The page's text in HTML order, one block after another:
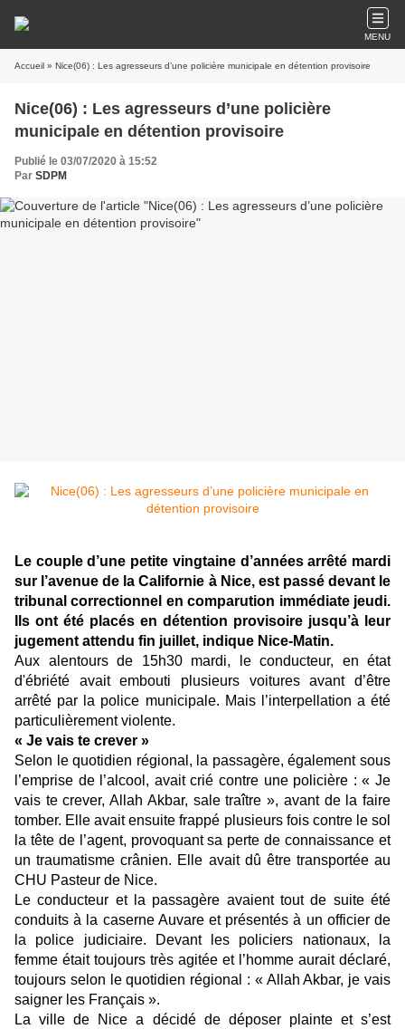
MENU
Accueil » Nice(06) : Les agresseurs d’une policière municipale en détention provisoire
Nice(06) : Les agresseurs d’une policière
municipale en détention provisoire
Publié le 03/07/2020 à 15:52
Par SDPM
Le couple d’une petite vingtaine d’années arrêté mardi
sur l’avenue de la Californie à Nice, est passé devant le
tribunal correctionnel en comparution immédiate jeudi.
Ils ont été placés en détention provisoire jusqu’à leur
jugement attendu fin juillet, indique Nice-Matin.
Aux alentours de 15h30 mardi, le conducteur, en état
d'ébriété avait embouti plusieurs voitures avant d’être
arrêté par la police municipale. Mais l’interpellation a été
particulièrement violente.
« Je vais te crever »
Selon le quotidien régional, la passagère, également sous
l’emprise de l’alcool, avait crié contre une policière : « Je
vais te crever, Allah Akbar, sale traître », avant de la faire
tomber. Elle avait ensuite frappé plusieurs fois contre le sol
la tête de l’agent, provoquant sa perte de connaissance et
un traumatisme crânien. Elle avait dû être transportée au
CHU Pasteur de Nice.
Le conducteur et la passagère avaient tout de suite été
conduits à la caserne Auvare et présentés à un officier de
la police judiciaire. Devant les policiers nationaux, la
femme était toujours très agitée et l’homme aurait déclaré,
toujours selon le quotidien régional : « Allah Akbar, je vais
saigner les Français ».
La ville de Nice a décidé de déposer plainte et s’est